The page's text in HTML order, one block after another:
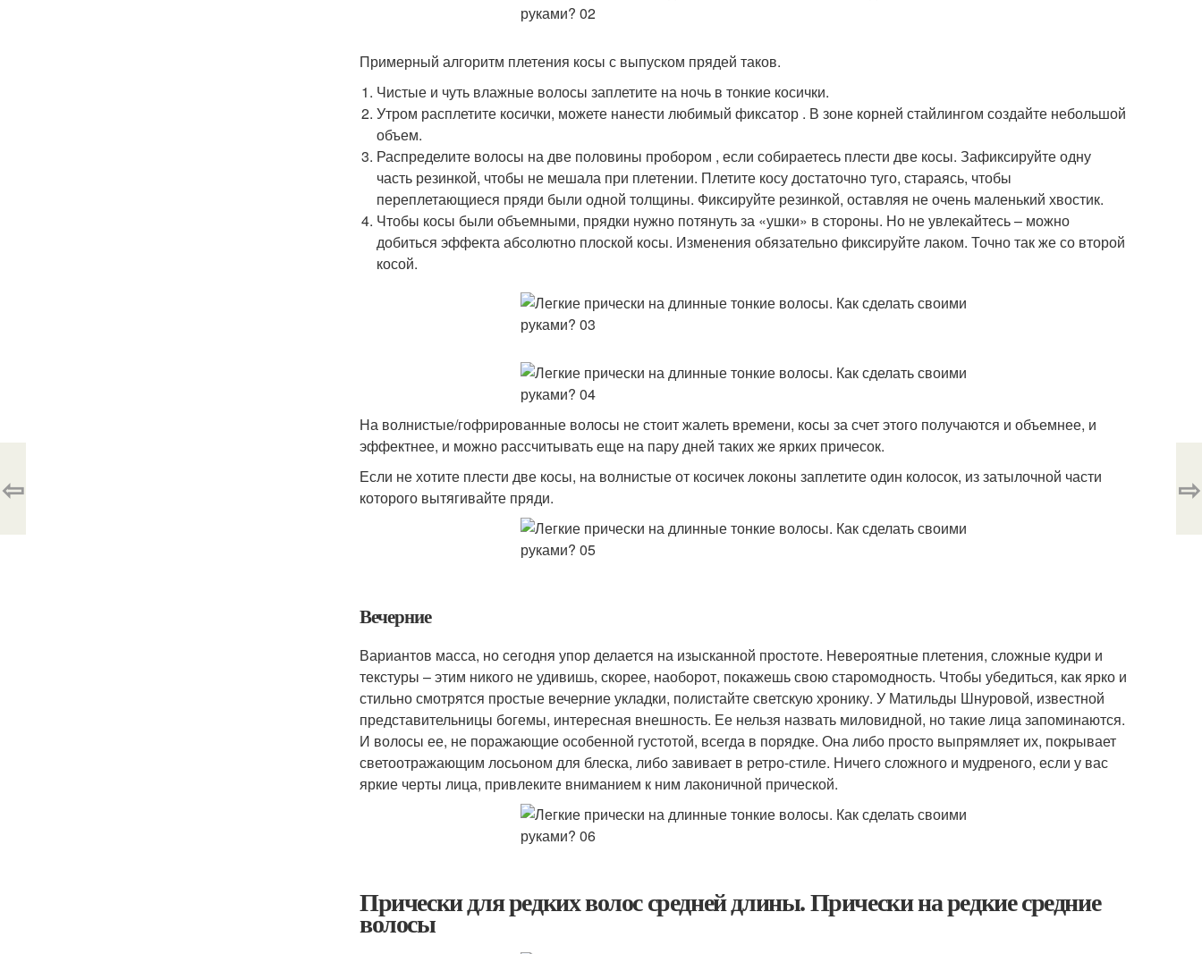
Примерный алгоритм плетения косы с выпуском прядей таков.
Чистые и чуть влажные волосы заплетите на ночь в тонкие косички.
Утром расплетите косички, можете нанести любимый фиксатор . В зоне корней стайлингом создайте небольшой
объем.
Распределите волосы на две половины пробором , если собираетесь плести две косы. Зафиксируйте одну
часть резинкой, чтобы не мешала при плетении. Плетите косу достаточно туго, стараясь, чтобы
переплетающиеся пряди были одной толщины. Фиксируйте резинкой, оставляя не очень маленький хвостик.
Чтобы косы были объемными, прядки нужно потянуть за «ушки» в стороны. Но не увлекайтесь – можно
добиться эффекта абсолютно плоской косы. Изменения обязательно фиксируйте лаком. Точно так же со второй
косой.
На волнистые/гофрированные волосы не стоит жалеть времени, косы за счет этого получаются и объемнее, и
эффектнее, и можно рассчитывать еще на пару дней таких же ярких причесок.
Если не хотите плести две косы, на волнистые от косичек локоны заплетите один колосок, из затылочной части
которого вытягивайте пряди.
Вечерние
Вариантов масса, но сегодня упор делается на изысканной простоте. Невероятные плетения, сложные кудри и
текстуры – этим никого не удивишь, скорее, наоборот, покажешь свою старомодность. Чтобы убедиться, как ярко и
стильно смотрятся простые вечерние укладки, полистайте светскую хронику. У Матильды Шнуровой, известной
представительницы богемы, интересная внешность. Ее нельзя назвать миловидной, но такие лица запоминаются.
И волосы ее, не поражающие особенной густотой, всегда в порядке. Она либо просто выпрямляет их, покрывает
светоотражающим лосьоном для блеска, либо завивает в ретро-стиле. Ничего сложного и мудреного, если у вас
яркие черты лица, привлеките вниманием к ним лаконичной прической.
Прически для редких волос средней длины. Прически на редкие средние
волосы
⇦ ⇨